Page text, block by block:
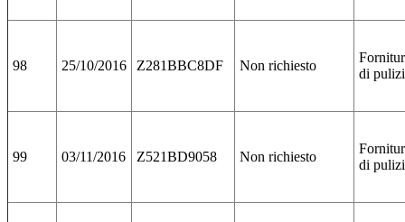
98 25/10/2016 Z281BBC8DF Non richiesto
di
99 03/11/2016 Z521BD9058 Non richiesto
di